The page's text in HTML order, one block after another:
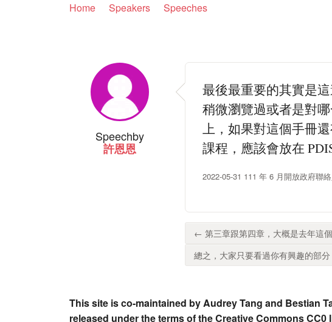
Home Speakers Speeches
Speechby
許恩恩
最後最重要的其實是
稍微瀏覽過或者是對
上，如果對這個手冊
課程，應該會放在
2022-05-31 111 年 6 月開放政府聯
← 第三章跟第四章，大概是去年這
總之，大家只要看過你有興趣的部
This site is co-maintained by Audrey Tang and Bestian
released under the terms of the Creative Commons CC0